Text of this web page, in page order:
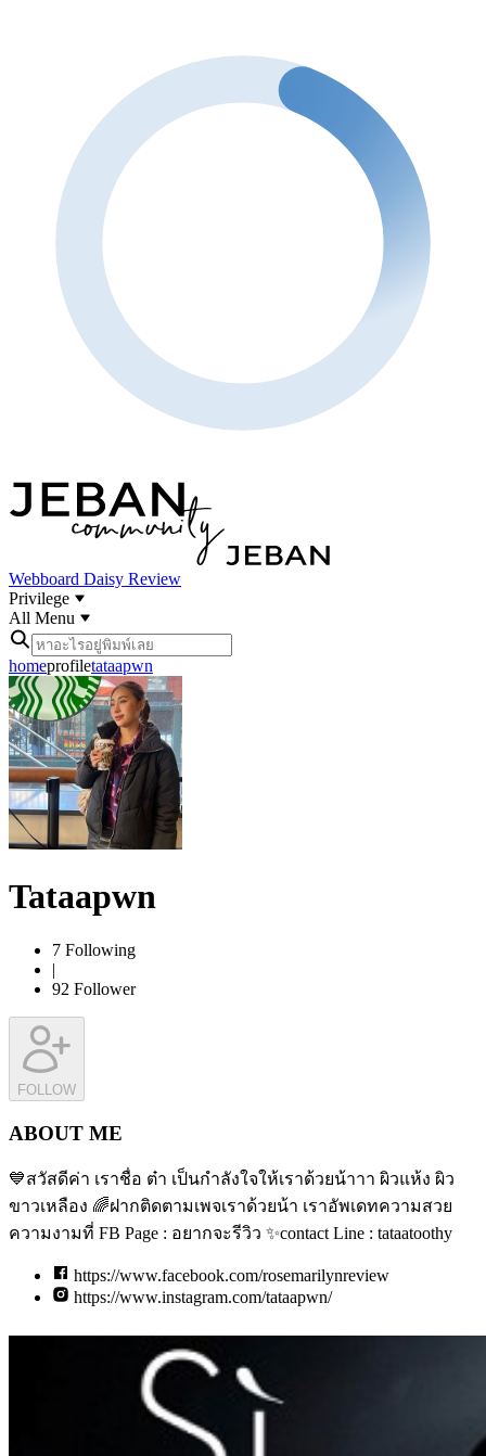
Webboard Daisy Review
Privilege
All Menu
homeprofiletataapwn
Tataapwn
7 Following
|
92 Follower
FOLLOW
ABOUT ME
💙สวัสดีค่า เราชื่อ ต๋า เป็นกำลังใจให้เราด้วยน้าาา ผิวแห้ง ผิว
ขาวเหลือง 🌈ฝากติดตามเพจเราด้วยน้า เราอัพเดทความสวย
ความงามที่ FB Page : อยากจะรีวิว ✨contact Line : tataatoothy
https://www.facebook.com/rosemarilynreview
https://www.instagram.com/tataapwn/